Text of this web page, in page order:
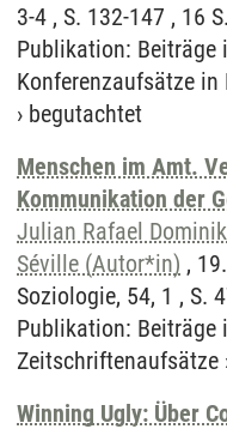
3-4 , S. 132-147 , 16 S.
Publikation: Beiträge
Konferenzaufsätze
› begutachtet
Menschen im Amt.
Kommunikation der
Julian Rafael
Séville (Autor*in) ,
Soziologie, 54, 1 , S.
Publikation: Beiträge
Zeitschriftenaufsätze
Winning Ugly: Über